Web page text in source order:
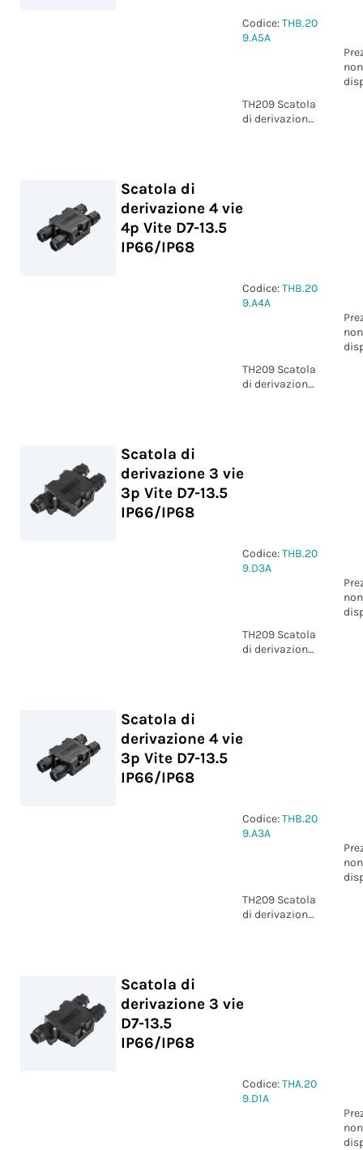
Codice:THB.20
9.A5A
non
TH209 Scatola
di derivazione
Scatola di
derivazione 4 vie
4p Vite D7-13.5
IP66/IP68
Codice:THB.20
9.A4A
non
TH209 Scatola
di derivazione
Scatola di
derivazione 3 vie
3p Vite D7-13.5
IP66/IP68
Codice:THB.20
9.D3A
non
TH209 Scatola
di derivazione
Scatola di
derivazione 4 vie
3p Vite D7-13.5
IP66/IP68
Codice:THB.20
9.A3A
non
TH209 Scatola
di derivazione
Scatola di
derivazione 3 vie
D7-13.5
IP66/IP68
Codice:THA.20
9.D1A
non